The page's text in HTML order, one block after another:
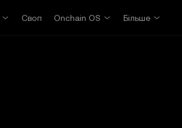
Своп Onchain OS Більше